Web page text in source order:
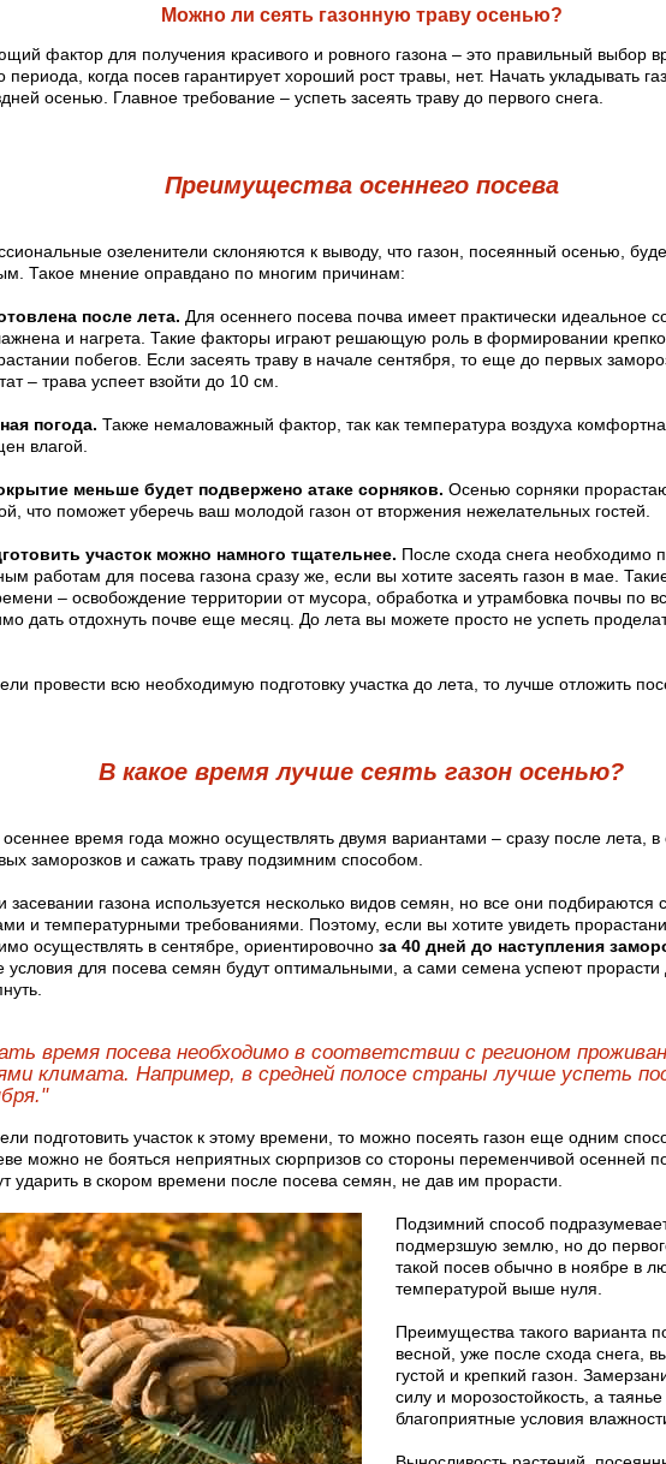
Можно ли сеять газонную траву осенью?
фактор для получения красивого и ровного газона – это правильный выбор
когда посев гарантирует хороший рост травы, нет. Начать укладывать
осенью. Главное требование – успеть засеять траву до первого снега.
Преимущества осеннего посева
озеленители склоняются к выводу, что газон, посеянный осенью,
Такое мнение оправдано по многим причинам:
после лета. Для осеннего посева почва имеет практически идеальное
и нагрета. Такие факторы играют решающую роль в формировании
побегов. Если засеять траву в начале сентября, то еще до первых
– трава успеет взойти до 10 см.
погода. Также немаловажный фактор, так как температура воздуха
влагой.
меньше будет подвержено атаке сорняков. Осенью сорняки
что поможет уберечь ваш молодой газон от вторжения нежелательных гостей.
участок можно намного тщательнее. После схода снега необходимо
работам для посева газона сразу же, если вы хотите засеять газон в мае.
– освобождение территории от мусора, обработка и утрамбовка почвы по
дать отдохнуть почве еще месяц. До лета вы можете просто не успеть
провести всю необходимую подготовку участка до лета, то лучше отложить
В какое время лучше сеять газон осенью?
осеннее время года можно осуществлять двумя вариантами – сразу после лета, в
заморозков и сажать траву подзимним способом.
засевании газона используется несколько видов семян, но все они подбираются
и температурными требованиями. Поэтому, если вы хотите увидеть
осуществлять в сентябре, ориентировочно за 40 дней до наступления
условия для посева семян будут оптимальными, а сами семена успеют
время посева необходимо в соответствии с регионом
климата. Например, в средней полосе страны лучше успеть
подготовить участок к этому времени, то можно посеять газон еще одним
можно не бояться неприятных сюрпризов со стороны переменчивой осенней
ударить в скором времени после посева семян, не дав им прорасти.
Подзимний способ
подмерзшую землю, но до
такой посев обычно в ноябре в
температурой выше нуля.
Преимущества такого варианта
весной, уже после схода снега,
густой и крепкий газон.
силу и морозостойкость, а
благоприятные условия